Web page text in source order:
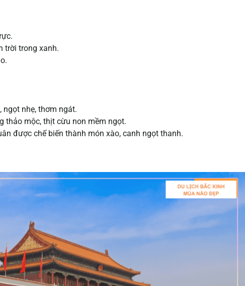
trời trong xanh.
ngọt nhẹ, thơm ngát.
thảo mộc, thịt cừu non mềm ngọt.
được chế biến thành món xào, canh ngọt thanh.